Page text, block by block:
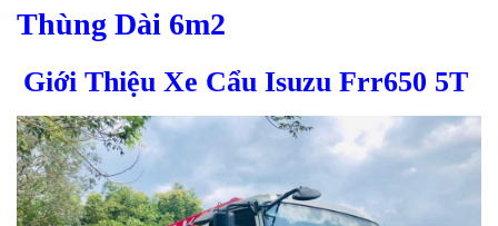
Thùng Dài 6m2
Giới Thiệu Xe Cẩu Isuzu Frr650 5T